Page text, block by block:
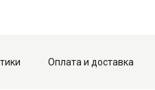
Оплата и доставка